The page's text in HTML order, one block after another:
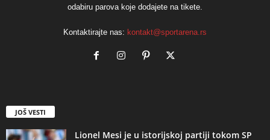
odabiru parova koje dodajete na tikete.
Kontaktirajte nas: kontakt@sportarena.rs
JOŠ VESTI
Lionel Mesi je u istorijskoj partiji tokom SP